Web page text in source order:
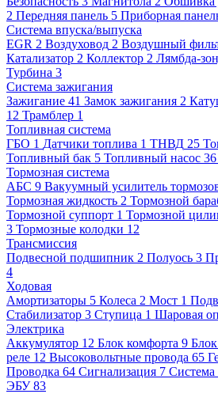
2 Передняя панель 5 Приборная
Система впуска/выпуска
EGR 2 Воздуховод 2 Воздушный
Катализатор 2 Коллектор 2 Лямбда-
Турбина 3
Система зажигания
Зажигание 41 Замок зажигания 2
12 Трамблер 1
Топливная система
ГБО 1 Датчики топлива 1 ТНВД 25
Топливный бак 5 Топливный насос 36
Тормозная система
АБС 9 Вакуумный усилитель
Тормозная жидкость 2 Тормозной
Тормозной суппорт 1 Тормозной
3 Тормозные колодки 12
Трансмиссия
Подвесной подшипник 2 Полуось 3
4
Ходовая
Амортизаторы 5 Колеса 2 Мост 1
Стабилизатор 3 Ступица 1 Шаровая
Электрика
Аккумулятор 12 Блок комфорта 9
реле 12 Высоковольтные провода 65
Проводка 64 Сигнализация 7 Система
ЭБУ 83